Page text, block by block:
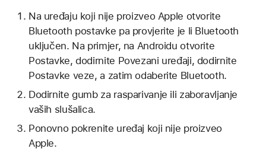
Na uređaju koji nije proizveo Apple otvorite
Bluetooth postavke pa provjerite je li Bluetooth
uključen. Na primjer, na Androidu otvorite
Postavke, dodirnite Povezani uređaji, dodirnite
Postavke veze, a zatim odaberite Bluetooth.
Dodirnite gumb za rasparivanje ili zaboravljanje
vaših slušalica.
Ponovno pokrenite uređaj koji nije proizveo
Apple.